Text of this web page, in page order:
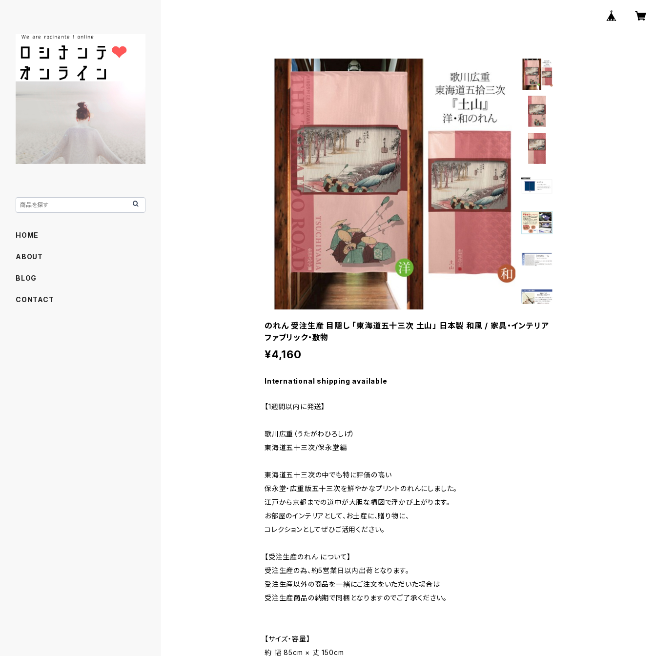
のれん 受注生産 目隠し 「東海道五十三次 土山」 日本製 和風 / 家具・インテリア
ファブリック・敷物
¥4,160
International shipping available
【1週間以内に発送】
歌川広重（うたがわひろしげ）
東海道五十三次/保永堂編
東海道五十三次の中でも特に評価の高い
保永堂・広重版五十三次を鮮やかなプリントのれんにしました。
江戸から京都までの道中が大胆な構図で浮かび上がります。
お部屋のインテリアとして、お土産に、贈り物に、
コレクションとしてぜひご活用ください。
【受注生産のれん について】
受注生産の為、約5営業日以内出荷となります。
受注生産以外の商品を一緒にご注文をいただいた場合は
受注生産商品の納期で同梱となりますのでご了承ください。
【サイズ・容量】
約 幅 85cm × 丈 150cm
HOME
ABOUT
BLOG
CONTACT